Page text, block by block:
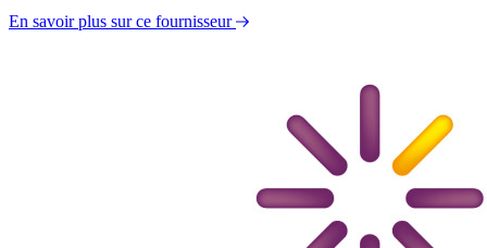
En savoir plus sur ce fournisseur